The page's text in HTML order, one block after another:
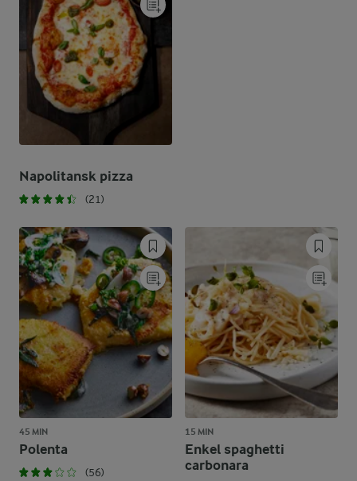
Napolitansk pizza
(21)
45 MIN
Polenta
(56)
15 MIN
Enkel spaghetti
carbonara